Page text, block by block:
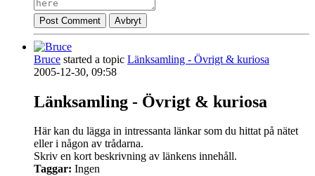
Post Comment Avbryt
Bruce started a topic Länksamling - Övrigt & kuriosa
2005-12-30, 09:58
Länksamling - Övrigt & kuriosa
Här kan du lägga in intressanta länkar som du hittat på nätet
eller i någon av trådarna.
Skriv en kort beskrivning av länkens innehåll.
Taggar: Ingen